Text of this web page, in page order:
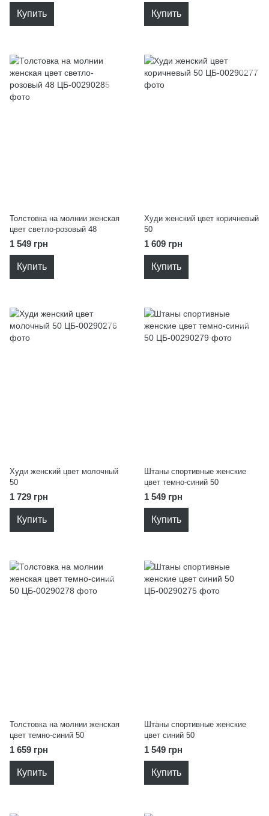
Купить Купить
Толстовка на молнии женская
цвет светло-розовый 48
1 549 грн
Купить
Худи женский цвет коричневый
50
1 609 грн
Купить
Худи женский цвет молочный
50
1 729 грн
Купить
Штаны спортивные женские
цвет темно-синий 50
1 549 грн
Купить
Толстовка на молнии женская
цвет темно-синий 50
1 659 грн
Купить
Штаны спортивные женские
цвет синий 50
1 549 грн
Купить